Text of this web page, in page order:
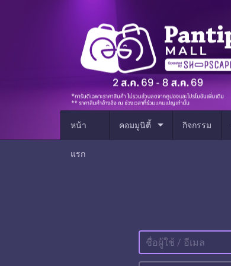
หน้า
แรก
คอมมูนิตี้ arrow_drop_down กิจกรรม